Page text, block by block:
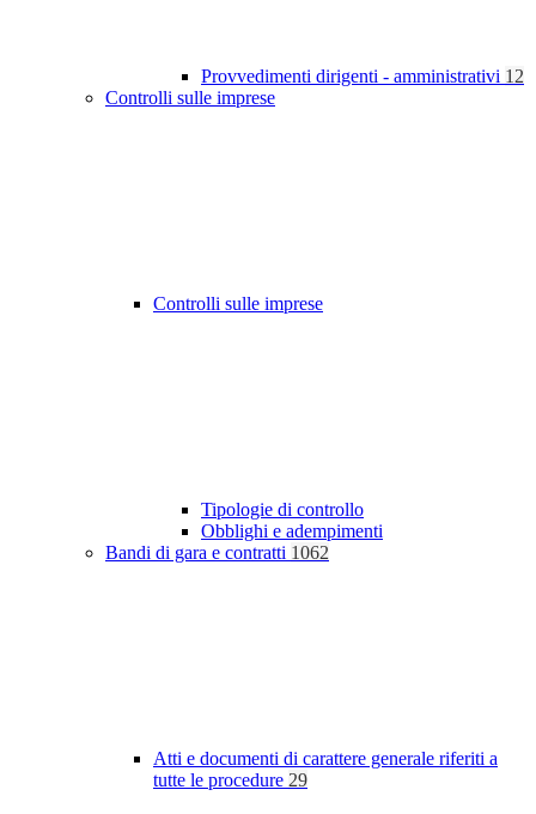
Provvedimenti dirigenti - amministrativi 12
Controlli sulle imprese
Controlli sulle imprese
Tipologie di controllo
Obblighi e adempimenti
Bandi di gara e contratti 1062
Atti e documenti di carattere generale riferiti a
tutte le procedure 29